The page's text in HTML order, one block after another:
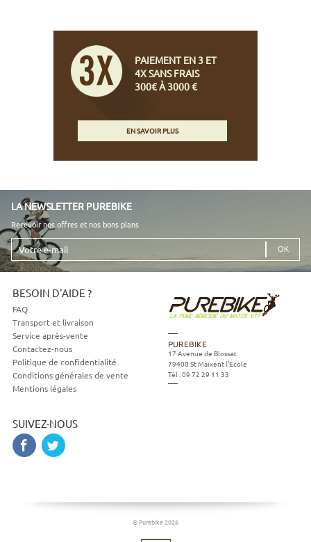
PAIEMENT EN 3 ET
4X SANS FRAIS
300€ À 3000 €
EN SAVOIR PLUS
LA NEWSLETTER PUREBIKE
Recevoir nos offres et nos bons plans
Votre
e-
mail
BESOIN D'AIDE ?
FAQ
Transport et livraison
Service après-vente
Contactez-nous
Politique de confidentialité
Conditions générales de vente
Mentions légales
SUIVEZ-NOUS
PUREBIKE
17 Avenue de Blossac
79400 St Maixent l'Ecole
Tél :09 72 29 11 33
© Purebike 2026